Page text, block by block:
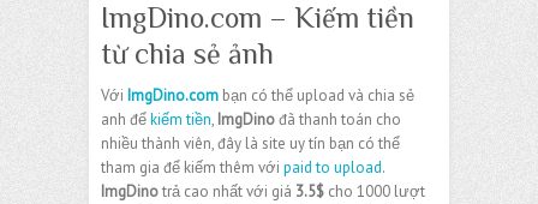
ImgDino.com – Kiếm tiền
từ chia sẻ ảnh
Với ImgDino.com bạn có thể upload và chia sẻ
anh đểkiếm tiền, ImgDinođã thanh toán cho
nhiều thành viên, đây là site uy tín bạn có thể
tham gia để kiếm thêm với paid to upload.
ImgDinotrả cao nhất với giá 3.5$ cho 1000 lượt